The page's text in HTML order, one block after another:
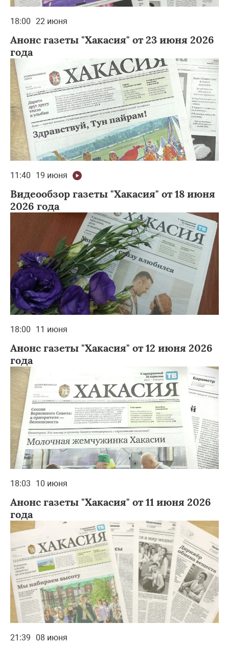
18:00 22 июня
Анонс газеты "Хакасия" от 23 июня 2026
года
11:40 19 июня
Видеообзор газеты "Хакасия" от 18 июня
2026 года
18:00 11 июня
Анонс газеты "Хакасия" от 12 июня 2026
года
18:03 10 июня
Анонс газеты "Хакасия" от 11 июня 2026
года
21:39 08 июня